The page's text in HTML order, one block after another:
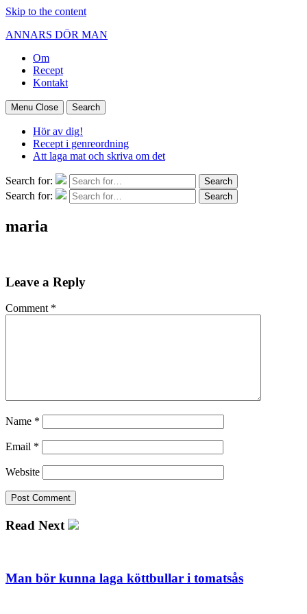
Skip to the content
ANNARS DÖR MAN
Om
Recept
Kontakt
Menu Close Search
Hör av dig!
Recept i genreordning
Att laga mat och skriva om det
Search for: Search
Search for: Search
maria
Leave a Reply
Comment *
Name *
Email *
Website
Read Next
Man bör kunna laga köttbullar i tomatsås